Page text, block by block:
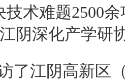
技术难题2500
阴深化产学研
了江阴高新区